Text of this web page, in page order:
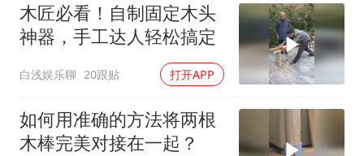
木匠必看！自制固定木头
神器，手工达人轻松搞定
白浅娱乐聊 20跟贴 打开APP
如何用准确的方法将两根
木棒完美对接在一起？